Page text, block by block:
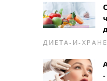
ДИЕТА-И-